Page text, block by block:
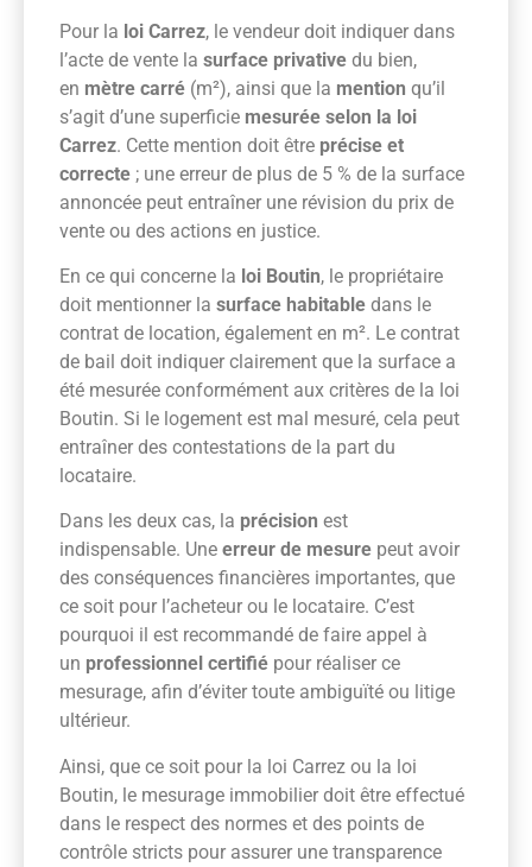
Pour la loi Carrez, le vendeur doit indiquer dans
l’acte de vente la surface privative du bien,
en mètre carré (m²), ainsi que la mention qu’il
s’agit d’une superficie mesurée selon la loi
Carrez. Cette mention doit être précise et
correcte ; une erreur de plus de 5 % de la surface
annoncée peut entraîner une révision du prix de
vente ou des actions en justice.
En ce qui concerne la loi Boutin, le propriétaire
doit mentionner la surface habitable dans le
contrat de location, également en m². Le contrat
de bail doit indiquer clairement que la surface a
été mesurée conformément aux critères de la loi
Boutin. Si le logement est mal mesuré, cela peut
entraîner des contestations de la part du
locataire.
Dans les deux cas, la précision est
indispensable. Une erreur de mesure peut avoir
des conséquences financières importantes, que
ce soit pour l’acheteur ou le locataire. C’est
pourquoi il est recommandé de faire appel à
un professionnel certifié pour réaliser ce
mesurage, afin d’éviter toute ambiguïté ou litige
ultérieur.
Ainsi, que ce soit pour la loi Carrez ou la loi
Boutin, le mesurage immobilier doit être effectué
dans le respect des normes et des points de
contrôle stricts pour assurer une transparence